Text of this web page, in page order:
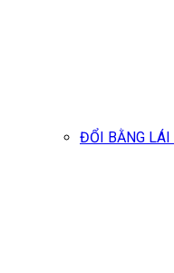
ĐỔI BẰNG LÁI